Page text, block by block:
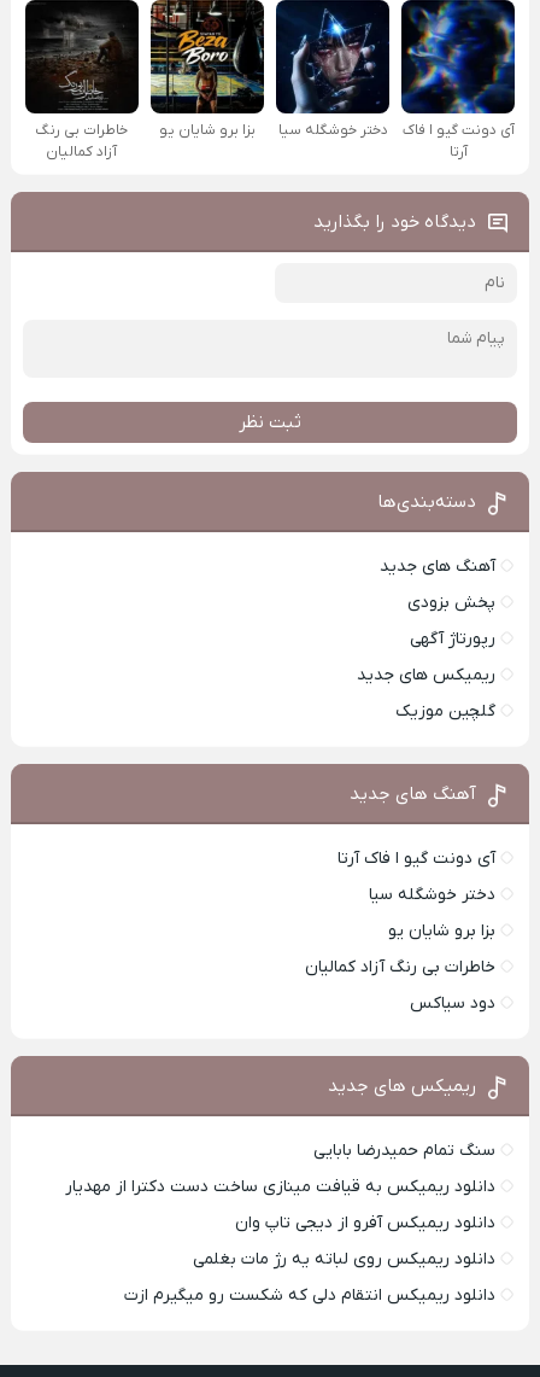
آی دونت گیو ا فاک
آرتا
دختر خوشگله سیا بزا برو شایان یو
خاطرات بی رنگ
آزاد کمالیان
دیدگاه خود را بگذارید
ثبت نظر
دسته‌بندی‌ها
آهنگ های جدید
پخش بزودی
رپورتاژ آگهی
ریمیکس های جدید
گلچین موزیک
آهنگ های جدید
آی دونت گیو ا فاک آرتا
دختر خوشگله سیا
بزا برو شایان یو
خاطرات بی رنگ آزاد کمالیان
دود سیاکس
ریمیکس های جدید
سنگ تمام حمیدرضا بابایی
دانلود ریمیکس به قیافت مینازی ساخت دست دکترا از مهدیار
دانلود ریمیکس آفرو از ديجی تاپ وان
دانلود ریمیکس روی لباته یه رژ مات بغلمی
دانلود ریمیکس انتقام دلی که شکست رو میگیرم ازت